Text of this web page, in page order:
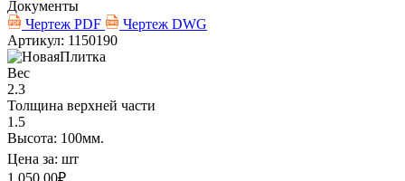
Документы
Чертеж PDF
Чертеж DWG
Артикул: 1150190
Вес
2.3
Толщина верхней части
1.5
Высота: 100мм.
Цена за: шт
1 050.00₽